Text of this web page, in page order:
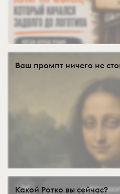
Ваш промпт ничего не
Какой Ротко вы сейчас?